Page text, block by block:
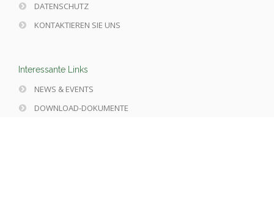
DATENSCHUTZ
KONTAKTIEREN SIE UNS
Interessante Links
NEWS & EVENTS
DOWNLOAD-DOKUMENTE